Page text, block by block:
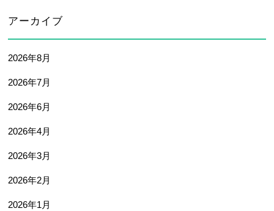
アーカイブ
2026年8月
2026年7月
2026年6月
2026年4月
2026年3月
2026年2月
2026年1月